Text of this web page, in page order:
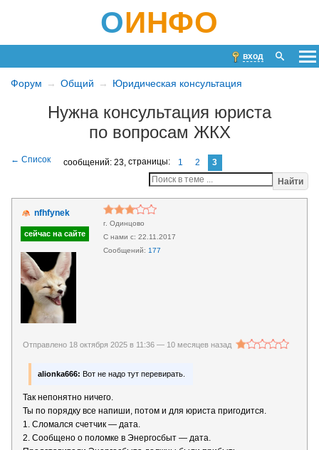
ОИНФО
вход
Форум Общий Юридическая консультация
Нужна консультация юриста
по вопросам ЖКХ
сообщений: 23, страницы: 1 2
3
Найти
nfhfynek
г. Одинцово
22.11.2017
177
Отправлено 18 октября 2025 в 11:36 — 10 месяцев назад
alionka666: Вот не надо тут перевирать.
Так непонятно ничего.
Ты по порядку все напиши, потом и для юриста пригодится.
1. Сломался счетчик — дата.
2. Сообщено о поломке в Энергосбыт — дата.